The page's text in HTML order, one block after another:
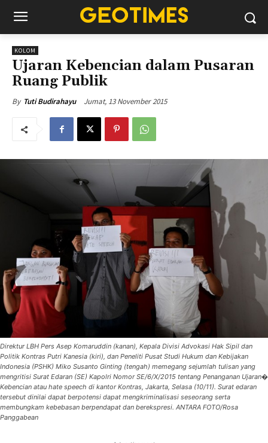
KOLOM
Ujaran Kebencian dalam Pusaran
Ruang Publik
By Tuti Budirahayu Jumat, 13 November 2015
Direktur LBH Pers Asep Komaruddin (kanan), Kepala Divisi Advokasi Hak Sipil dan
Politik Kontras Putri Kanesia (kiri), dan Peneliti Pusat Studi Hukum dan Kebijakan
Indonesia (PSHK) Miko Susanto Ginting (tengah) memegang sejumlah tulisan yang
mengritisi Surat Edaran (SE) Kapolri Nomor SE/6/X/2015 tentang Penanganan Ujaran�
Kebencian atau hate speech di kantor Kontras, Jakarta, Selasa (10/11). Surat edaran
tersebut dinilai dapat berpotensi dapat mengkriminalisasi seseorang serta
membungkam kebebasan berpendapat dan berekspresi. ANTARA FOTO/Rosa
Panggabean